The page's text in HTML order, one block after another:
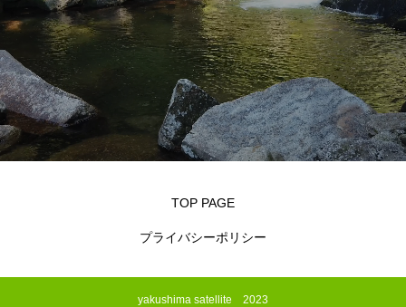
TOP PAGE
プライバシーポリシー
yakushima satellite 2023